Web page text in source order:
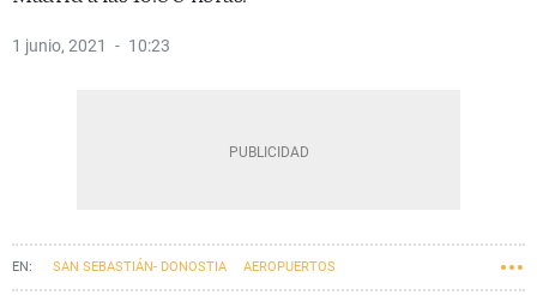
1 junio, 2021 10:23
SAN SEBASTIÁN- DONOSTIA AEROPUERTOS